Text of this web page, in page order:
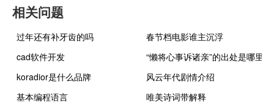
相关问题
过年还有补牙齿的吗
春节档电影谁主沉浮
cad软件开发
“懒将心事诉诸亲”的出处是哪里
koradior是什么品牌
风云年代剧情介绍
基本编程语言
唯美诗词带解释